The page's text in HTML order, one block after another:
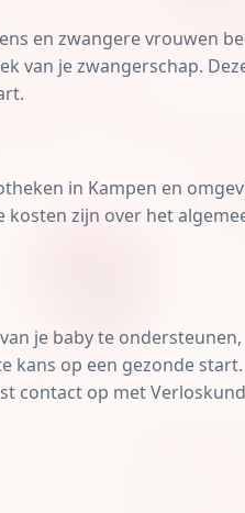
en zwangere vrouwen
van je zwangerschap.
in Kampen en
zijn over het
je baby te
op een gezonde
contact op met